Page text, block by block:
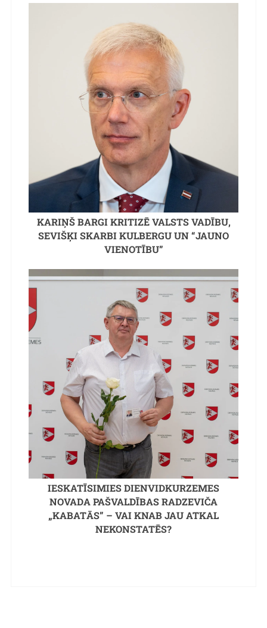
KARIŅŠ BARGI KRITIZĒ VALSTS VADĪBU,
SEVIŠĶI SKARBI KULBERGU UN “JAUNO
VIENOTĪBU”
IESKATĪSIMIES DIENVIDKURZEMES
NOVADA PAŠVALDĪBAS RADZEVIČA
„KABATĀS” – VAI KNAB JAU ATKAL
NEKONSTATĒS?